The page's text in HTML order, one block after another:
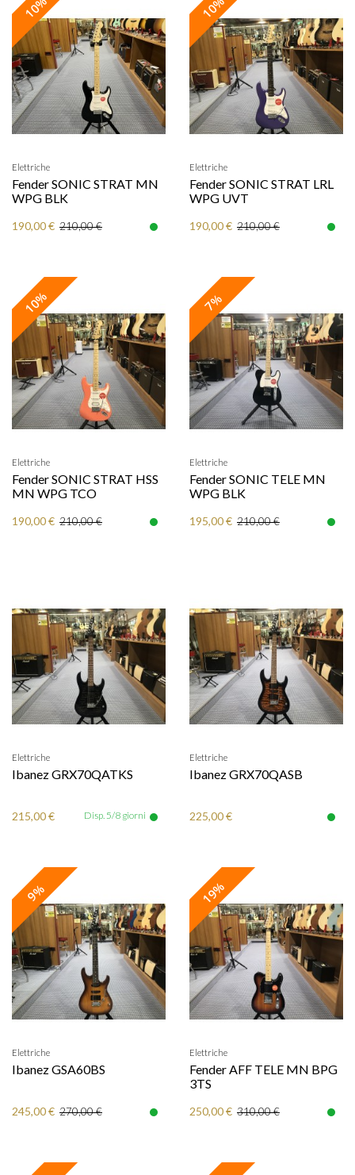
10%
Elettriche
Fender SONIC STRAT MN
WPG BLK
190,00 € 210,00 €
10%
Elettriche
Fender SONIC STRAT LRL
WPG UVT
190,00 € 210,00 €
10%
Elettriche
Fender SONIC STRAT HSS
MN WPG TCO
190,00 € 210,00 €
7%
Elettriche
Fender SONIC TELE MN
WPG BLK
195,00 € 210,00 €
Elettriche
Ibanez GRX70QATKS
215,00 € Disp. 5/8 giorni
Elettriche
Ibanez GRX70QASB
225,00 €
9%
Elettriche
Ibanez GSA60BS
245,00 € 270,00 €
19%
Elettriche
Fender AFF TELE MN BPG
3TS
250,00 € 310,00 €